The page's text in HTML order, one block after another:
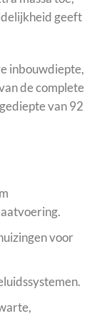
geeft
inbouwdiepte,
de complete
van 92
voor